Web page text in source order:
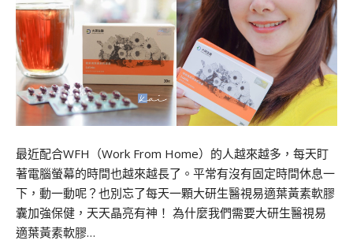
最近配合WFH（Work From Home）的人越來越多，每天盯
著電腦螢幕的時間也越來越長了。平常有沒有固定時間休息一
下，動一動呢？也別忘了每天一顆大研生醫視易適葉黃素軟膠
囊加強保健，天天晶亮有神！ 為什麼我們需要大研生醫視易
適葉黃素軟膠…